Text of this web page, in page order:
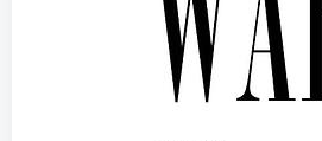
登录
社交账号登录